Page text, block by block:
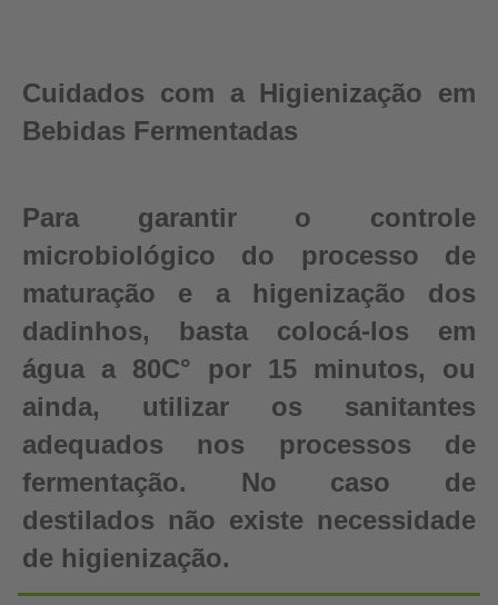
Cuidados com a Higienização em
Bebidas Fermentadas
Para garantir o controle
microbiológico do processo de
maturação e a higenização dos
dadinhos, basta colocá-los em
água a 80C° por 15 minutos, ou
ainda, utilizar os sanitantes
adequados nos processos de
fermentação. No caso de
destilados não existe necessidade
de higienização.